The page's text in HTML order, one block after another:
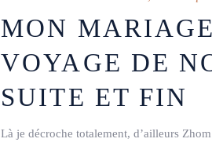
MON
VOYAGE DE
SUITE ET FIN
Là je décroche totalement, d’ailleurs